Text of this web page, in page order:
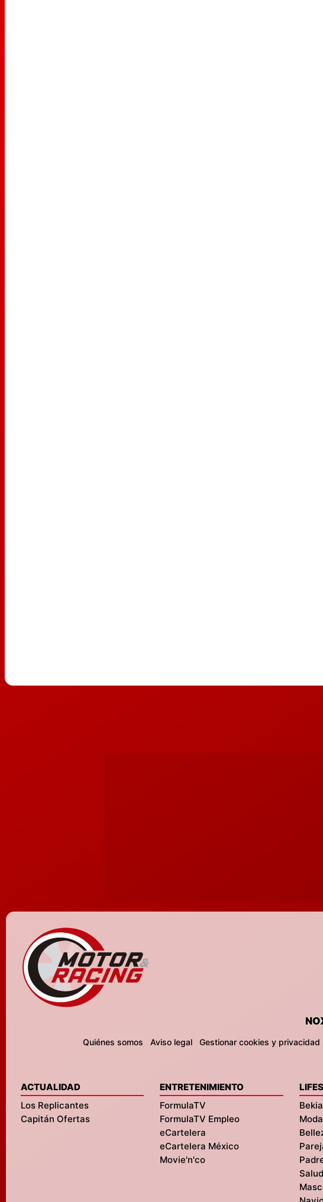
Quiénes somos Aviso legal Gestionar cookies y privacidad
ACTUALIDAD
Los Replicantes
Capitán Ofertas
ENTRETENIMIENTO
FormulaTV
FormulaTV Empleo
eCartelera
eCartelera México
Movie'n'co
Bekia
Moda
Salud